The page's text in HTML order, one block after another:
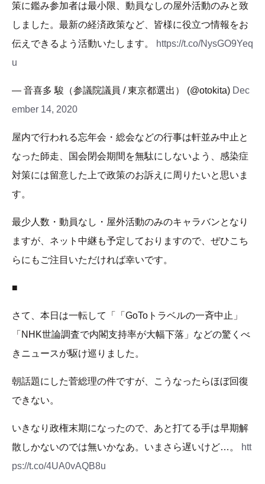
策に鑑み参加者は最小限、動員なしの屋外活動のみと致
しました。最新の経済政策など、皆様に役立つ情報をお
伝えできるよう活動いたします。
https://t.co/NysGO9Yeq
u
— 音喜多 駿（参議院議員 / 東京都選出） (@otokita) Dec
ember 14, 2020
屋内で行われる忘年会・総会などの行事は軒並み中止と
なった師走、国会閉会期間を無駄にしないよう、感染症
対策には留意した上で政策のお訴えに周りたいと思いま
す。
最少人数・動員なし・屋外活動のみのキャラバンとなり
ますが、ネット中継も予定しておりますので、ぜひこち
らにもご注目いただければ幸いです。
■
さて、本日は一転して「「GoToトラベルの一斉中止」
「NHK世論調査で内閣支持率が大幅下落」などの驚くべ
きニュースが駆け巡りました。
朝話題にした菅総理の件ですが、こうなったらほぼ回復
できない。
いきなり政権末期になったので、あと打てる手は早期解
散しかないのでは無いかなあ。いまさら遅いけど…。
htt
ps://t.co/4UA0vAQB8u